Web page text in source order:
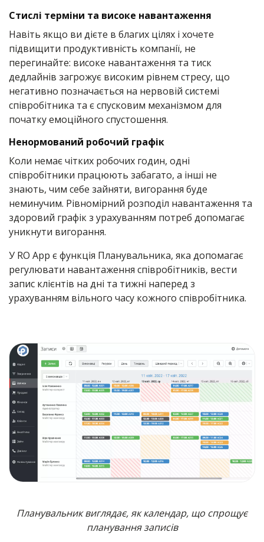
Стислі терміни та високе навантаження
Навіть якщо ви дієте в благих цілях і хочете
підвищити продуктивність компанії, не
перегинайте: високе навантаження та тиск
дедлайнів загрожує високим рівнем стресу, що
негативно позначається на нервовій системі
співробітника та є спусковим механізмом для
початку емоційного спустошення.
Ненормований робочий графік
Коли немає чітких робочих годин, одні
співробітники працюють забагато, а інші не
знають, чим себе зайняти, вигорання буде
неминучим. Рівномірний розподіл навантаження та
здоровий графік з урахуванням потреб допомагає
уникнути вигорання.
У RO App є функція Планувальника, яка допомагає
регулювати навантаження співробітників, вести
запис клієнтів на дні та тижні наперед з
урахуванням вільного часу кожного співробітника.
Планувальник виглядає, як календар, що спрощує
планування записів